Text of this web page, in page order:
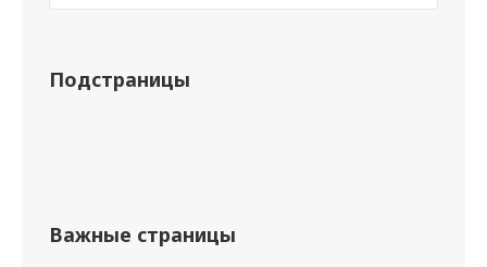
Подстраницы
Важные страницы